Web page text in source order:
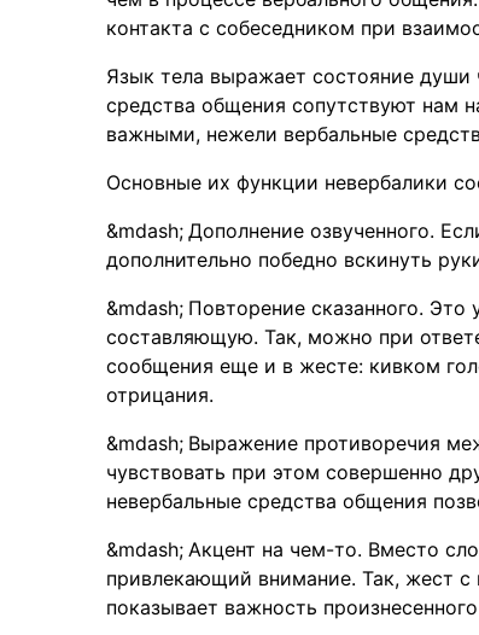
контакта с собеседником при
Язык тела выражает состояние души
средства общения сопутствуют нам
важными, нежели вербальные
Основные их функции невербалики
Дополнение озвученного.
дополнительно победно вскинуть
Повторение сказанного.
составляющую. Так, можно при
сообщения еще и в жесте: кивком
отрицания.
Выражение противоречия
чувствовать при этом совершенно
невербальные средства общения
Акцент на чем-то. Вместо
привлекающий внимание. Так, жест
показывает важность